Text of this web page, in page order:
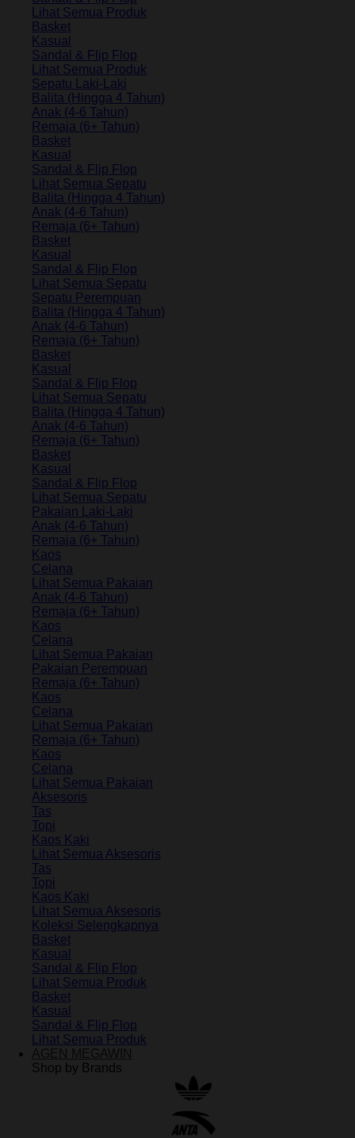
Lihat Semua Produk
Basket
Kasual
Sandal & Flip Flop
Lihat Semua Produk
Sepatu Laki-Laki
Balita (Hingga 4 Tahun)
Anak (4-6 Tahun)
Remaja (6+ Tahun)
Basket
Kasual
Sandal & Flip Flop
Lihat Semua Sepatu
Balita (Hingga 4 Tahun)
Anak (4-6 Tahun)
Remaja (6+ Tahun)
Basket
Kasual
Sandal & Flip Flop
Lihat Semua Sepatu
Sepatu Perempuan
Balita (Hingga 4 Tahun)
Anak (4-6 Tahun)
Remaja (6+ Tahun)
Basket
Kasual
Sandal & Flip Flop
Lihat Semua Sepatu
Balita (Hingga 4 Tahun)
Anak (4-6 Tahun)
Remaja (6+ Tahun)
Basket
Kasual
Sandal & Flip Flop
Lihat Semua Sepatu
Pakaian Laki-Laki
Anak (4-6 Tahun)
Remaja (6+ Tahun)
Kaos
Celana
Lihat Semua Pakaian
Anak (4-6 Tahun)
Remaja (6+ Tahun)
Kaos
Celana
Lihat Semua Pakaian
Pakaian Perempuan
Remaja (6+ Tahun)
Kaos
Celana
Lihat Semua Pakaian
Remaja (6+ Tahun)
Kaos
Celana
Lihat Semua Pakaian
Aksesoris
Tas
Topi
Kaos Kaki
Lihat Semua Aksesoris
Tas
Topi
Kaos Kaki
Lihat Semua Aksesoris
Koleksi Selengkapnya
Basket
Kasual
Sandal & Flip Flop
Lihat Semua Produk
Basket
Kasual
Sandal & Flip Flop
Lihat Semua Produk
AGEN MEGAWIN
Shop by Brands